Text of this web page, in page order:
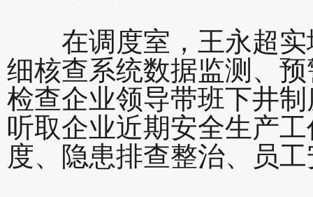
在调度室，王永超实
细核查系统数据监测、
检查企业领导带班下井
听取企业近期安全生产
度、隐患排查整治、员